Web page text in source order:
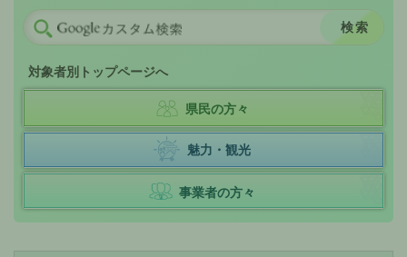
対象者別トップページへ
県民の方々
魅力・観光
事業者の方々